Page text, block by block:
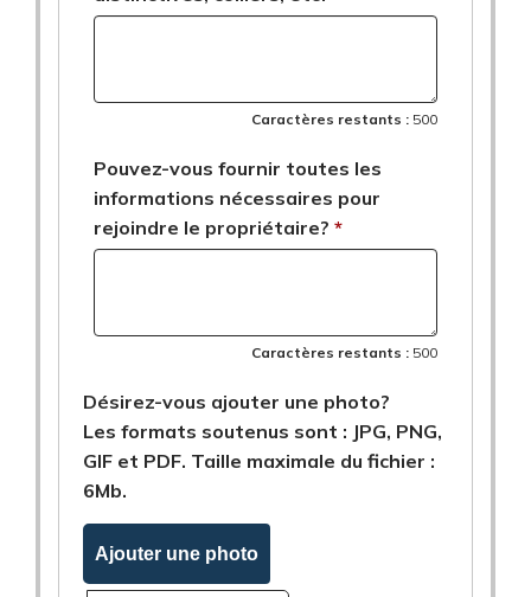
Caractères restants : 500
Pouvez-vous fournir toutes les
informations nécessaires pour
rejoindre le propriétaire?
Caractères restants : 500
Désirez-vous ajouter une photo?
Les formats soutenus sont : JPG, PNG,
GIF et PDF. Taille maximale du fichier :
6Mb.
Ajouter une photo